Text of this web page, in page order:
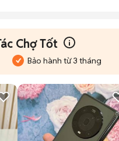
Chợ Tốt
Bảo hành từ 3 tháng